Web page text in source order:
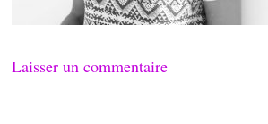
Laisser un commentaire